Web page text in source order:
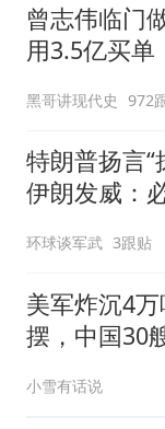
曾志伟临门
用3.5亿买单
黑哥讲现代史 972
特朗普扬言“
伊朗发威：
环球谈军武 3跟贴
美军炸沉4
摆，中国30
10马赫“航
变天了！
小雪有话说